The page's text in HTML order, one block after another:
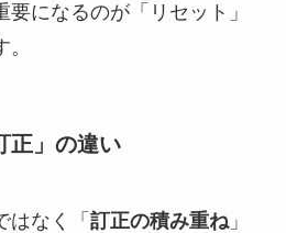
になるのが「リセット」
正」の違い
はなく「 訂正の積み重ね」